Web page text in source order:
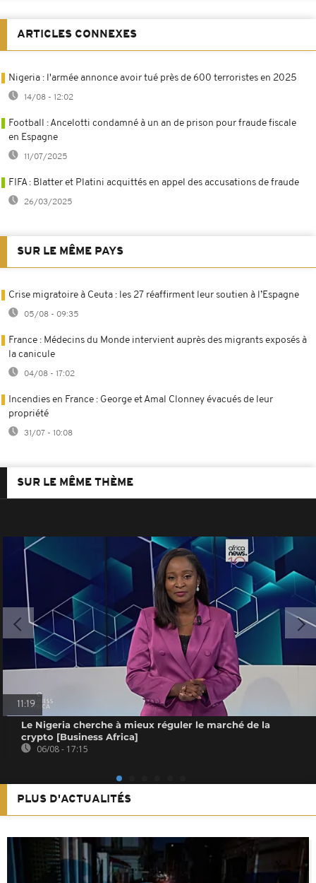
ARTICLES CONNEXES
Nigeria : l'armée annonce avoir tué près de 600 terroristes en 2025
14/08 - 12:02
Football : Ancelotti condamné à un an de prison pour fraude fiscale
en Espagne
11/07/2025
FIFA : Blatter et Platini acquittés en appel des accusations de fraude
26/03/2025
SUR LE MÊME PAYS
Crise migratoire à Ceuta : les 27 réaffirment leur soutien à l’Espagne
05/08 - 09:35
France : Médecins du Monde intervient auprès des migrants exposés à
la canicule
04/08 - 17:02
Incendies en France : George et Amal Clonney évacués de leur
propriété
31/07 - 10:08
SUR LE MÊME THÈME
11:19
Le Nigeria cherche à mieux réguler le marché de la
crypto [Business Africa]
06/08 - 17:15
PLUS D'ACTUALITÉS